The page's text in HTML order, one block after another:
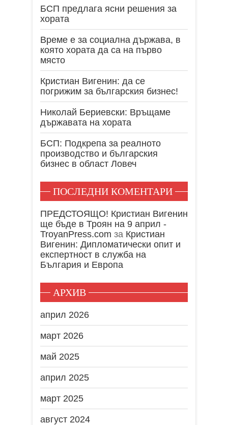
БСП предлага ясни решения за
хората
Време е за социална държава, в
която хората да са на първо
място
Кристиан Вигенин: да се
погрижим за българския бизнес!
Николай Бериевски: Връщаме
държавата на хората
БСП: Подкрепа за реалното
производство и българския
бизнес в област Ловеч
ПОСЛЕДНИ КОМЕНТАРИ
ПРЕДСТОЯЩО! Кристиан Вигенин
ще бъде в Троян на 9 април -
TroyanPress.com за Кристиан
Вигенин: Дипломатически опит и
експертност в служба на
България и Европа
АРХИВ
април 2026
март 2026
май 2025
април 2025
март 2025
август 2024